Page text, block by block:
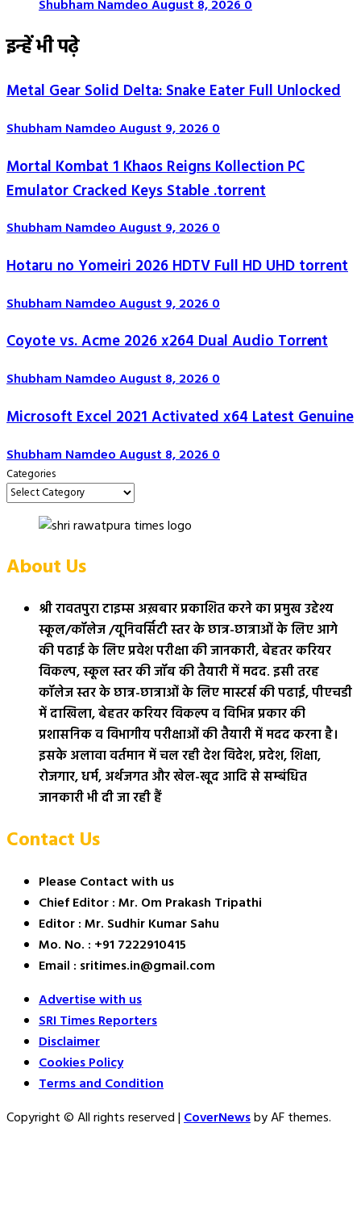
Shubham NamdeoAugust 8, 20260
इन्हें भी पढ़े
Metal Gear Solid Delta: Snake Eater Full Unlocked
Shubham NamdeoAugust 9, 20260
Mortal Kombat 1 Khaos Reigns Kollection PC
Emulator Cracked Keys Stable .torrent
Shubham NamdeoAugust 9, 20260
Hotaru no Yomeiri 2026 HDTV Full HD UHD torrent
Shubham NamdeoAugust 9, 20260
Coyote vs. Acme 2026 x264 Dual Audio Torr𝐞nt
Shubham NamdeoAugust 8, 20260
Microsoft Excel 2021 Activated x64 Latest Genuine
Shubham NamdeoAugust 8, 20260
Categories
About Us
श्री रावतपुरा टाइम्स अख़बार प्रकाशित करने का प्रमुख उद्देश्य
स्कूल/कॉलेज /यूनिवर्सिटी स्तर के छात्र-छात्राओं के लिए आगे
की पढाई के लिए प्रवेश परीक्षा की जानकारी, बेहतर करियर
विकल्प, स्कूल स्तर की जॉब की तैयारी में मदद. इसी तरह
कॉलेज स्तर के छात्र-छात्राओं के लिए मास्टर्स की पढाई, पीएचडी
में दाखिला, बेहतर करियर विकल्प व विभिन्न प्रकार की
प्रशासनिक व विभागीय परीक्षाओं की तैयारी में मदद करना है।
इसके अलावा वर्तमान में चल रही देश विदेश, प्रदेश, शिक्षा,
रोजगार, धर्म, अर्थजगत और खेल-खूद आदि से सम्बंधित
जानकारी भी दी जा रही हैं
Contact Us
Please Contact with us
Chief Editor : Mr. Om Prakash Tripathi
Editor : Mr. Sudhir Kumar Sahu
Mo. No. : +91 7222910415
Email : sritimes.in@gmail.com
Advertise with us
SRI Times Reporters
Disclaimer
Cookies Policy
Terms and Condition
Copyright © All rights reserved|CoverNewsby AF themes.